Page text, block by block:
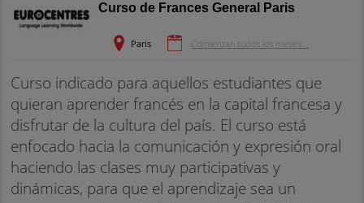
Curso de Frances General Paris
Paris Comienzan todos los meses...
Curso indicado para aquellos estudiantes que
quieran aprender francés en la capital francesa y
disfrutar de la cultura del país. El curso está
enfocado hacia la comunicación y expresión oral
haciendo las clases muy participativas y
dinámicas, para que el aprendizaje sea un